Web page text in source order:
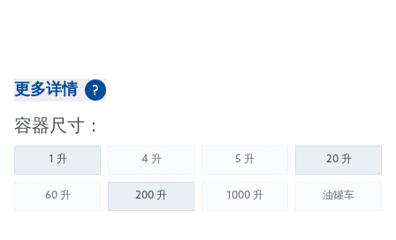
更多详情 ?
容器尺寸：
1 升 4 升(Not available) 5 升(Not available) 20 升
60 升(Not available) 200 升 1000 升(Not available) 油罐车
(Not